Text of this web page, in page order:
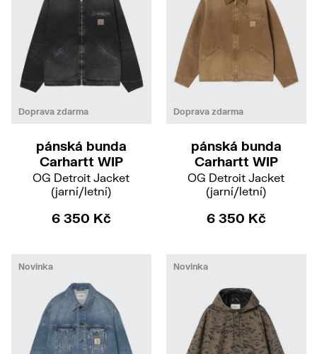
Doprava zdarma
SM
pánská bunda
Carhartt WIP
OG Detroit Jacket
(jarní/letní)
6 350 Kč
Doprava zdarma
SM
pánská bunda
Carhartt WIP
OG Detroit Jacket
(jarní/letní)
6 350 Kč
Novinka Novinka